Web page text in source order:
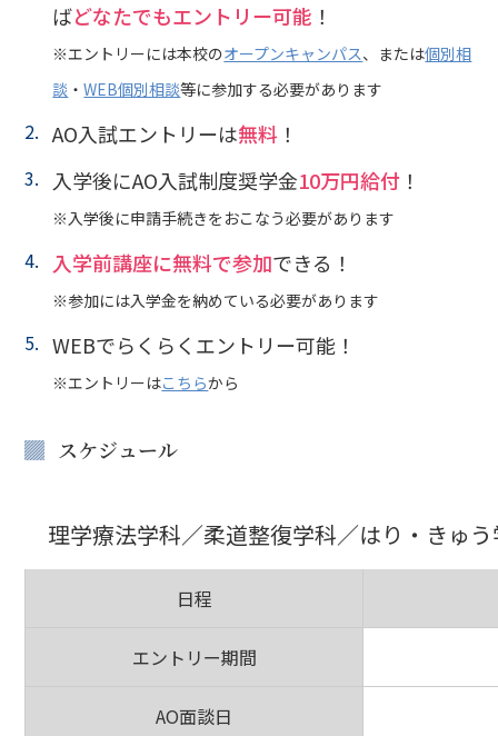
ばどなたでもエントリー可能 ！
※エントリーには本校のオープンキャンパス、または個別相
談 ・WEB個別相談等に参加する必要があります
AO入試エントリーは無料 ！
入学後にAO入試制度奨学金10万円給付 ！
※入学後に申請手続きをおこなう必要があります
入学前講座に無料で参加できる！
※参加には入学金を納めている必要があります
WEBでらくらくエントリー可能！
※エントリーはこちらから
スケジュール
理学療法学科／柔道整復学科／はり・きゅ
日程
エントリー期間
AO面談日